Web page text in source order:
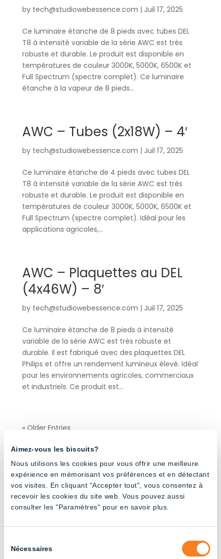
Aimez-vous les biscuits?
Nous utilisons les cookies pour vous offrir une meilleure
expérience en mémorisant vos préférences et en détectant
vos visites. En cliquant "Accepter tout", vous consentez à
recevoir les cookies du site web. Vous pouvez aussi
consulter les "Paramètres" pour en savoir plus.
duNécessaires
by tech@studiowebessence.com | Juil 17, 2025
Ce luminaire étanche de 8 pieds avec tubes DEL
T8 à intensité variable de la série AWC est très
robuste et durable. Le produit est disponible en
températures de couleur 3000K, 5000K, 6500K et
Full Spectrum (spectre complet). Ce luminaire
étanche à la vapeur de 8 pieds...
AWC – Tubes (2x18W) – 4′
by tech@studiowebessence.com | Juil 17, 2025
Ce luminaire étanche de 4 pieds avec tubes DEL
T8 à intensité variable de la série AWC est très
robuste et durable. Le produit est disponible en
températures de couleur 3000K, 5000K, 6500K et
Full Spectrum (spectre complet). Idéal pour les
applications agricoles,...
AWC – Plaquettes au DEL
(4x46W) – 8′
by tech@studiowebessence.com | Juil 17, 2025
Ce luminaire étanche de 8 pieds à intensité
variable de la série AWC est très robuste et
durable. Il est fabriqué avec des plaquettes DEL
Philips et offre un rendement lumineux élevé. Idéal
pour les environnements agricoles, commerciaux
et industriels. Ce produit est...
« Older Entries
Bâtiments agricoles(32)
Élevage bovin laitier (24)
Élevage de poules pondeuses
(24)
Industriel